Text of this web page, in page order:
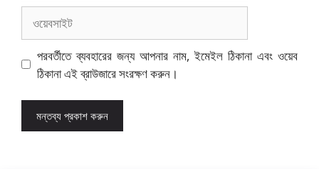
পরবর্তীতে ব্যবহারের জন্য আপনার নাম, ইমেইল ঠিকানা এবং ওয়েব
ঠিকানা এই ব্রাউজারে সংরক্ষণ করুন।